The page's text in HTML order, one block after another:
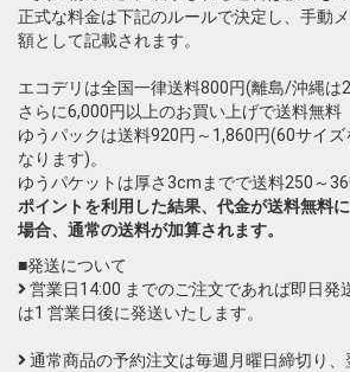
正式な料金は下記のルールで決定し、手動
額として記載されます。
エコデリは全国一律送料800円(離島/沖縄は
さらに6,000円以上のお買い上げで送料無料
ゆうパックは送料920円～1,860円(60サイ
なります)。
ゆうパケットは厚さ3cmまでで送料250～
ポイントを利用した結果、代金が送料無料
場合、通常の送料が加算されます。
■発送について
営業日14:00 までのご注文であれば即日発
は1 営業日後に発送いたします。
通常商品の予約注文は毎週月曜日締切り